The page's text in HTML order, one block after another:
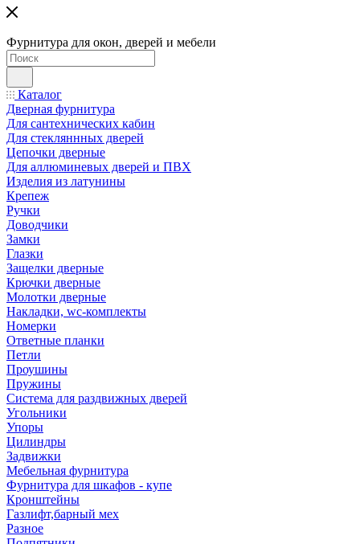
Фурнитура для окон, дверей и мебели
Каталог
Дверная фурнитура
Для сантехнических кабин
Для стекляннных дверей
Цепочки дверные
Для аллюминевых дверей и ПВХ
Изделия из латунины
Крепеж
Ручки
Доводчики
Замки
Глазки
Защелки дверные
Крючки дверные
Молотки дверные
Накладки, wc-комплекты
Номерки
Ответные планки
Петли
Проушины
Пружины
Система для раздвижных дверей
Угольники
Упоры
Цилиндры
Задвижки
Мебельная фурнитура
Фурнитура для шкафов - купе
Кронштейны
Газлифт,барный мех
Разное